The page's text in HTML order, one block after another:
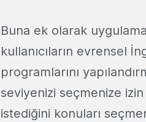
Buna ek olarak
kullanıcıların evrensel
programlarını
seviyenizi seçmenize
istediğini konuları